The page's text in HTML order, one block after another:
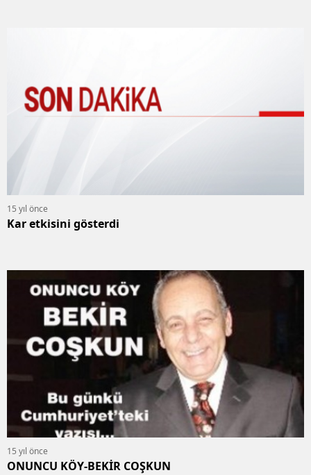
15 yıl önce
Kar etkisini gösterdi
15 yıl önce
ONUNCU KÖY-BEKİR COŞKUN